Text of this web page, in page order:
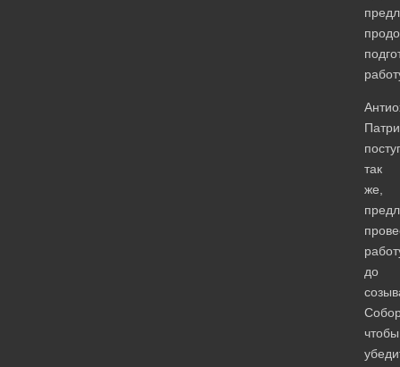
так
же,
до
чтобы